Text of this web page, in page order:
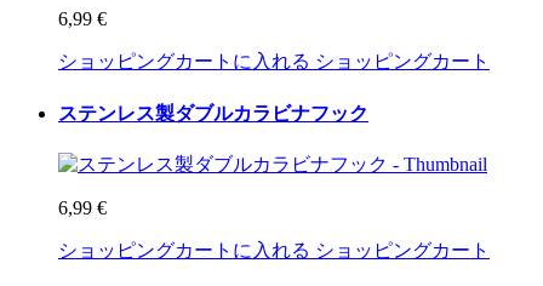
6,99 €
ショッピングカートに入れる ショッピングカート
ステンレス製ダブルカラビナフック
6,99 €
ショッピングカートに入れる ショッピングカート